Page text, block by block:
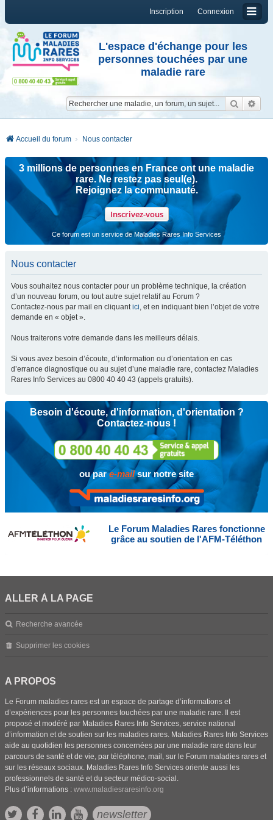
Connexion
Inscription
L'espace d'échange pour les
personnes touchées par une
maladie rare
Accueil du forum Nous contacter
3 millions de personnes en France ont une maladie
rare. Ne restez pas seul(e).
Rejoignez la communauté.
Inscrivez-vous
Ce forum est un service de Maladies Rares Info Services
Nous contacter
Vous souhaitez nous contacter pour un problème technique, la création
d’un nouveau forum, ou tout autre sujet relatif au Forum ?
Contactez-nous par mail en cliquantici, et en indiquant bien l’objet de votre
demande en « objet ».
Nous traiterons votre demande dans les meilleurs délais.
Si vous avez besoin d’écoute, d’information ou d’orientation en cas
d’errance diagnostique ou au sujet d’une maladie rare, contactez Maladies
Rares Info Services au 0800 40 40 43 (appels gratuits).
Besoin d'écoute, d'information, d'orientation ?
Contactez-nous !
ou pare-mailsur notre site
Le Forum Maladies Rares fonctionne
grâce au soutien de l'AFM-Téléthon
ALLER À LA PAGE
Recherche avancée
Supprimer les cookies
A PROPOS
Le Forum maladies rares est un espace de partage d’informations et
d’expériences pour les personnes touchées par une maladie rare. Il est
proposé et modéré par Maladies Rares Info Services, service national
d’information et de soutien sur les maladies rares. Maladies Rares Info Services
aide au quotidien les personnes concernées par une maladie rare dans leur
parcours de santé et de vie, par téléphone, mail, sur le Forum maladies rares et
sur les réseaux sociaux. Maladies Rares Info Services oriente aussi les
professionnels de santé et du secteur médico-social.
Plus d’informations : www.maladiesraresinfo.org
newsletter